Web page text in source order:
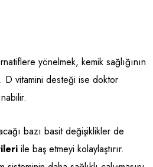
yönelmek, kemik sağlığının
D vitamini desteği ise doktor
bazı basit değişiklikler de
ile baş etmeyi kolaylaştırır.